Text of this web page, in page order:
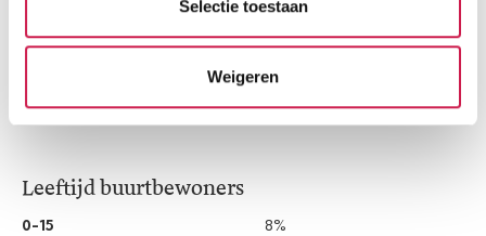
Selectie toestaan
Weigeren
Leeftijd in gemeente
Leeftijd buurtbewoners
0-15
8%